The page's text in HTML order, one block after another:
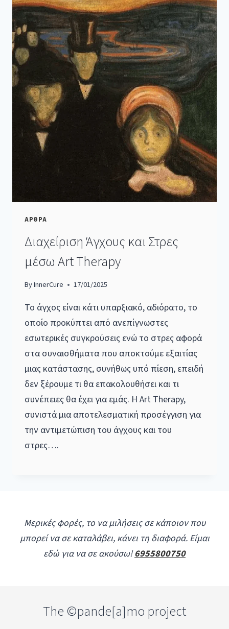
ΑΡΘΡΑ
Διαχείριση Άγχους και Στρες
μέσω Art Therapy
ByInnerCure 17/01/2025
Το άγχος είναι κάτι υπαρξιακό, αδιόρατο, το
οποίο προκύπτει από ανεπίγνωστες
εσωτερικές συγκρούσεις ενώ το στρες αφορά
στα συναισθήματα που αποκτούμε εξαιτίας
μιας κατάστασης, συνήθως υπό πίεση, επειδή
δεν ξέρουμε τι θα επακολουθήσει και τι
συνέπειες θα έχει για εμάς. Η Art Therapy,
συνιστά μια αποτελεσματική προσέγγιση για
την αντιμετώπιση του άγχους και του
στρες….
Μερικές φορές, το να μιλήσεις σε κάποιον που
μπορεί να σε καταλάβει, κάνει τη διαφορά. Είμαι
εδώ για να σε ακούσω!6955800750
The ©pande[a]mo project